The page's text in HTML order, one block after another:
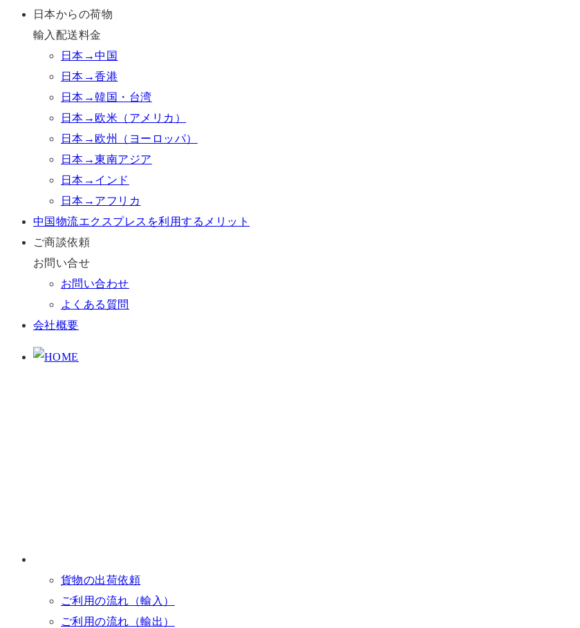
日本からの荷物
輸入配送料金
日本→中国
日本→香港
日本→韓国・台湾
日本→欧米（アメリカ）
日本→欧州（ヨーロッパ）
日本→東南アジア
日本→インド
日本→アフリカ
中国物流エクスプレスを利用するメリット
ご商談依頼
お問い合せ
お問い合わせ
よくある質問
会社概要
貨物の出荷依頼
ご利用の流れ（輸入）
ご利用の流れ（輸出）